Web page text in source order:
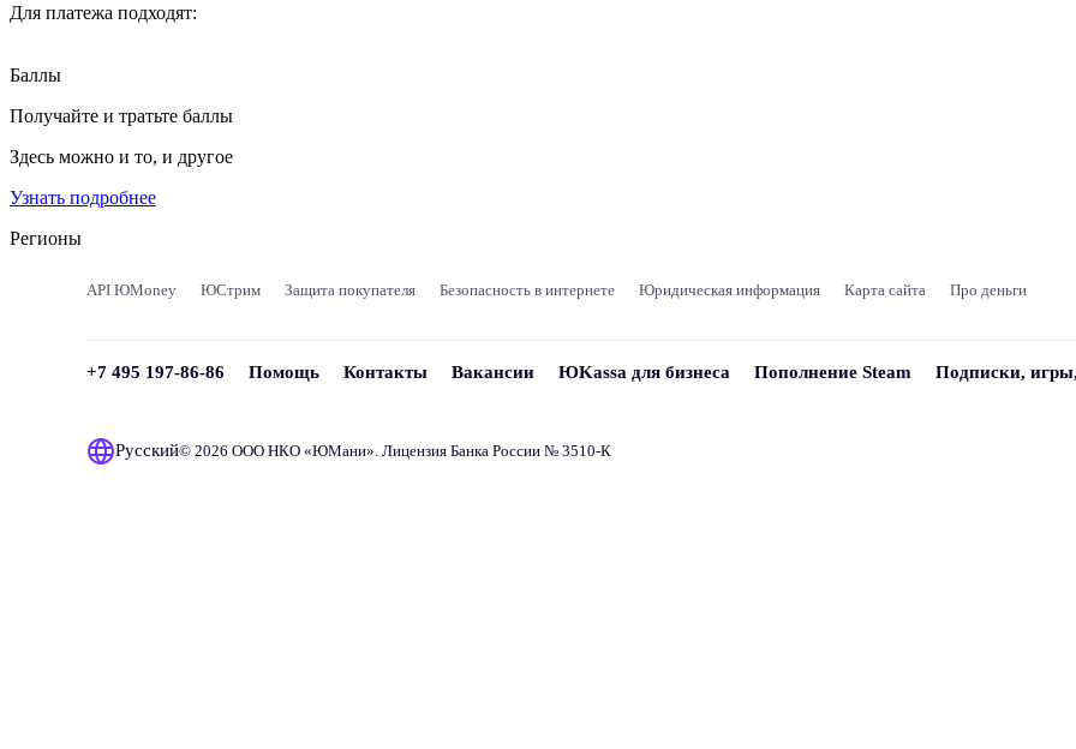
Для платежа подходят:
Баллы
Получайте и тратьте баллы
Здесь можно и то, и другое
Узнать подробнее
Регионы
API ЮMoney ЮСтрим Защита покупателя Безопасность в интернете Юридическая информация Карта сайта Про деньги
+7 495 197-86-86 Помощь Контакты Вакансии ЮKassa для бизнеса Пополнение Steam Подписки,
Русский© 2026 ООО НКО «ЮМани». Лицензия Банка России № 3510‑К